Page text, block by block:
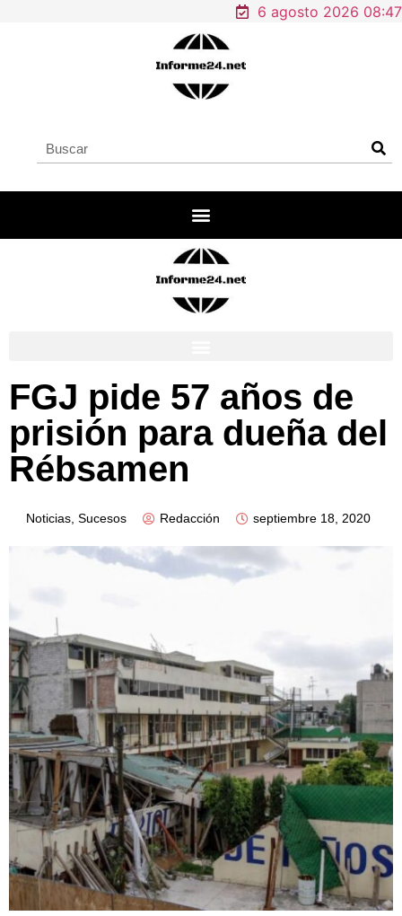
6 agosto 2026 08:47
FGJ pide 57 años de
prisión para dueña del
Rébsamen
Noticias, Sucesos Redacción septiembre 18, 2020